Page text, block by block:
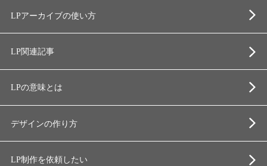
LPアーカイブの使い方
LP関連記事
LPの意味とは
デザインの作り方
LP制作を依頼したい